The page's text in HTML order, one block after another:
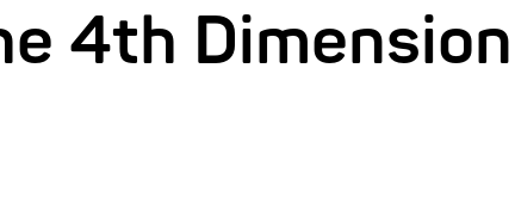
4th Dimension